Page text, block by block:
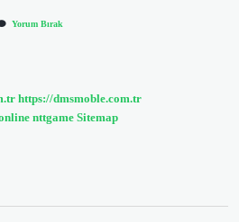
Yorum Bırak
https://dmsmoble.com.tr
nttgame Sitemap